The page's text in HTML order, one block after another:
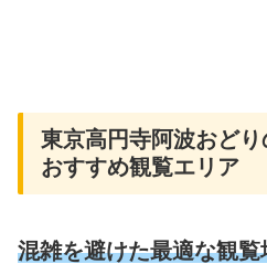
東京高円寺阿波おど
おすすめ観覧エリア
混雑を避けた最適な観覧